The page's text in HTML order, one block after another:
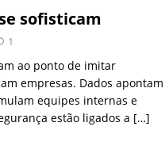
sofisticam
1
ao ponto de imitar
empresas. Dados apontam
equipes internas e
estão ligados a […]